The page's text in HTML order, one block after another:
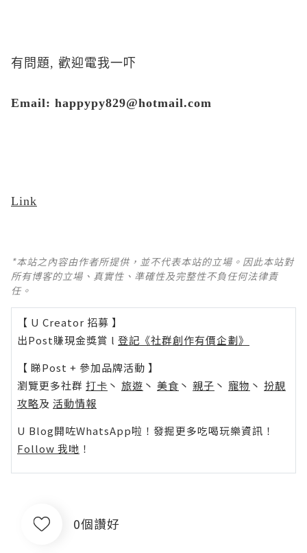
有問題, 歡迎電我一吓
Email: happypy829@hotmail.com
Link
*本站之內容由作者所提供，並不代表本站的立場。因此本站對
所有博客的立場、真實性、準確性及完整性不負任何法律責
任。
【 U Creator 招募 】
出Post賺現金獎賞 l 登記《社群創作有價企劃》
【 睇Post + 參加品牌活動 】
瀏覽更多社群 打卡 丶 旅遊 丶 美食 丶 親子 丶 寵物 丶 扮靚
攻略及 活動情報
U Blog開咗WhatsApp啦！發掘更多吃喝玩樂資訊！
Follow 我哋 ！
0個讚好